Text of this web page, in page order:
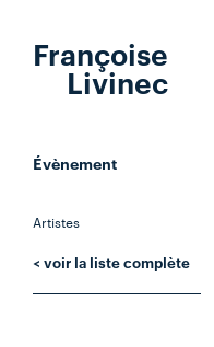
Françoise
Livinec
Évènement
Artistes
< voir la liste complète